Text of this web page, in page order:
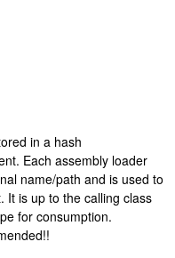
in a hash
Each assembly loader
name/path and is used to
It is up to the calling class
for consumption.